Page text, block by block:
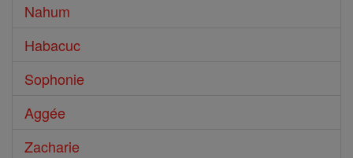
Nahum
Habacuc
Sophonie
Aggée
Zacharie